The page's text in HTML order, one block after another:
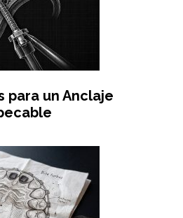
para un Anclaje